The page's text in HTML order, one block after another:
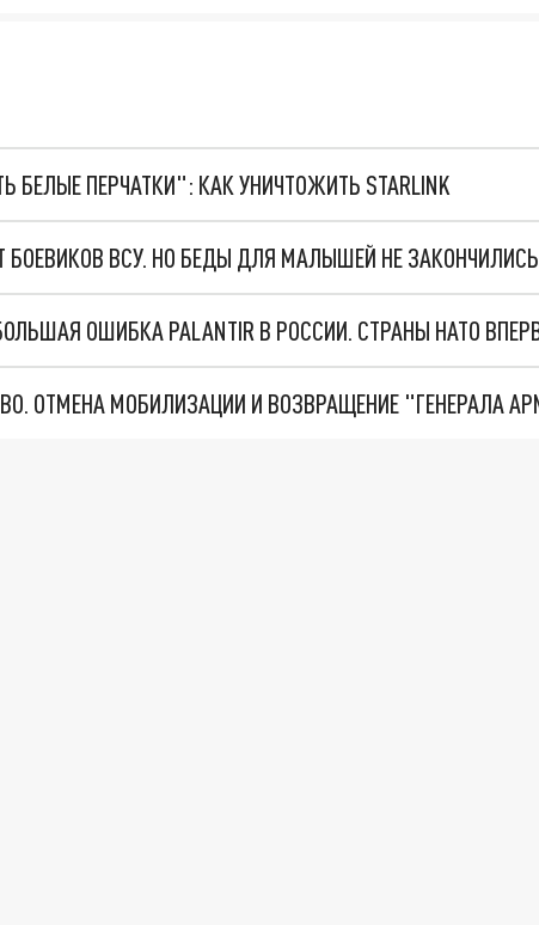
БЕЛЫЕ ПЕРЧАТКИ": КАК УНИЧТОЖИТЬ STARLINK
ВСУ. НО БЕДЫ ДЛЯ МАЛЫШЕЙ НЕ ЗАКОНЧИЛИСЬ